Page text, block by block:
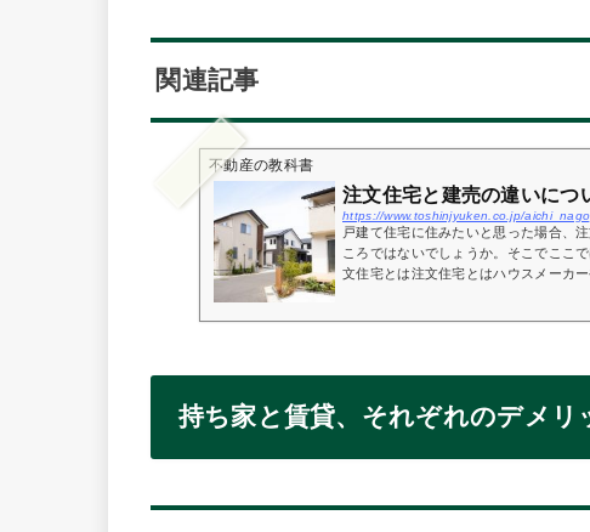
関連記事
不動産の教科書
注文住宅と建売の違いにつ
https://www.toshinjyuken.co.jp/
戸建て住宅に住みたいと思った場合、
ころではないでしょうか。そこでここ
文住宅とは注文住宅とはハウスメーカ
持ち家と賃貸、それぞれのデメリ